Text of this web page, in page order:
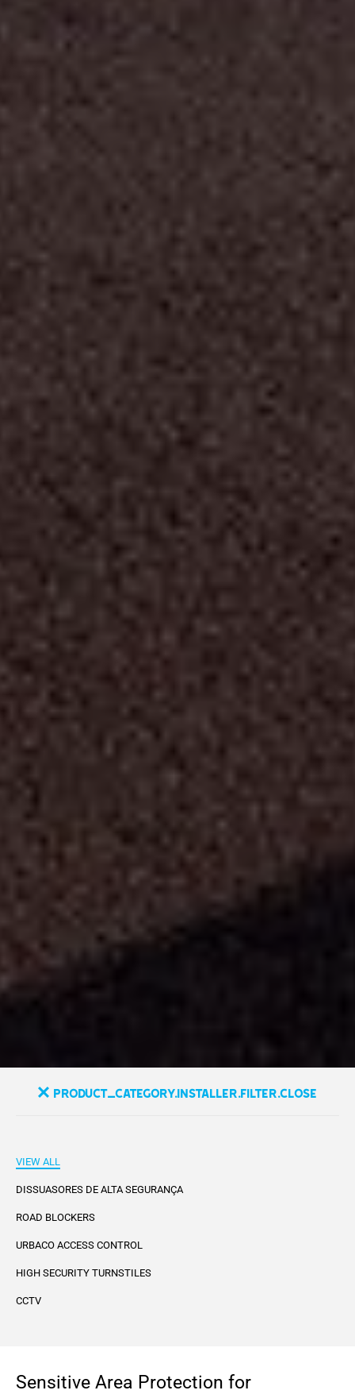
product_category.installer.filter.close
VIEW ALL
DISSUASORES DE ALTA SEGURANÇA
ROAD BLOCKERS
URBACO ACCESS CONTROL
HIGH SECURITY TURNSTILES
CCTV
Sensitive Area Protection for